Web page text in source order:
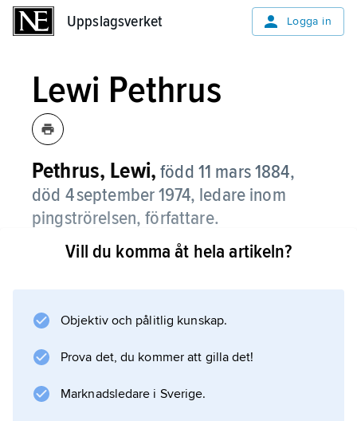
Uppslagsverket Logga in
Lewi Pethrus
Pethrus, Lewi, född 11 mars 1884,
död 4 september 1974, ledare inom
pingströrelsen, författare.
Lewi Pethrus, som var pastor i
Ball Barratt i Oslo 1907. Han blev föreståndare
Stockholm 1911, som på grund av uteslutning
ur Svenska Baptistsamfundet 1913 blev en
fristående pingstförsamling. Inom den svenska
Vill du komma åt hela artikeln?
Objektiv och pålitlig kunskap.
Prova det, du kommer att gilla det!
Marknadsledare i Sverige.